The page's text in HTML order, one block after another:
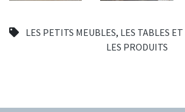
LES PETITS MEUBLES, LES TABLES
LES PRODUITS